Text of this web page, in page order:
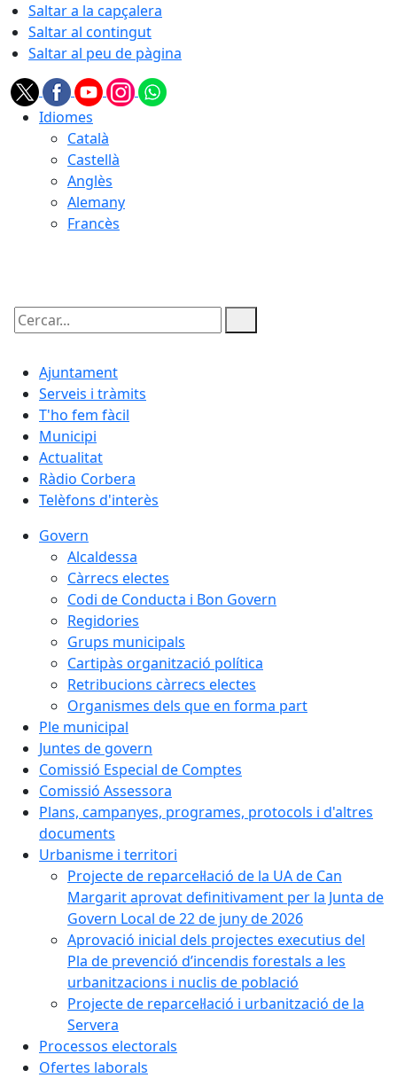
Saltar a la capçalera
Saltar al contingut
Saltar al peu de pàgina
Idiomes
Català
Castellà
Anglès
Alemany
Francès
Cercar:
Ajuntament
Serveis i tràmits
T'ho fem fàcil
Municipi
Actualitat
Ràdio Corbera
Telèfons d'interès
Govern
Alcaldessa
Càrrecs electes
Codi de Conducta i Bon Govern
Regidories
Grups municipals
Cartipàs organització política
Retribucions càrrecs electes
Organismes dels que en forma part
Ple municipal
Juntes de govern
Comissió Especial de Comptes
Comissió Assessora
Plans, campanyes, programes, protocols i d'altres
documents
Urbanisme i territori
Projecte de reparcel·lació de la UA de Can
Margarit aprovat definitivament per la Junta de
Govern Local de 22 de juny de 2026
Aprovació inicial dels projectes executius del
Pla de prevenció d’incendis forestals a les
urbanitzacions i nuclis de població
Projecte de reparcel·lació i urbanització de la
Servera
Processos electorals
Ofertes laborals